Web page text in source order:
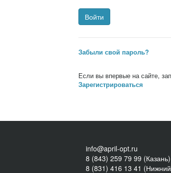
Забыли свой пароль?
Если вы впервые на сайте,
Зарегистрироваться
info@april-opt.ru
8 (843) 259 79 99 (Казань)
8 (831) 416 13 41